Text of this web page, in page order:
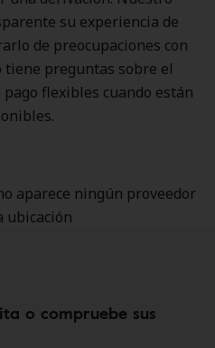
su experiencia de
de preocupaciones con
tiene preguntas sobre el
flexibles cuando están
aparece ningún proveedor
ubicación
o compruebe sus